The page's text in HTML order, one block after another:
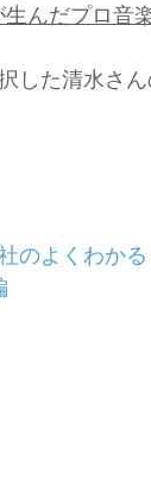
生んだプロ音
した清水さ
のよくわか